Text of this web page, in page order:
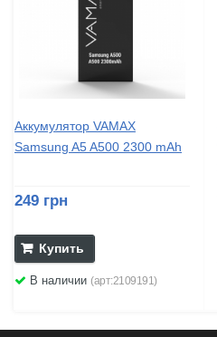
Аккумулятор VAMAX
Samsung A5 A500 2300 mAh
249 грн
Купить
В наличии (арт:2109191)